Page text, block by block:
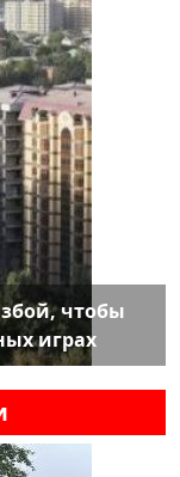
чтобы
играх